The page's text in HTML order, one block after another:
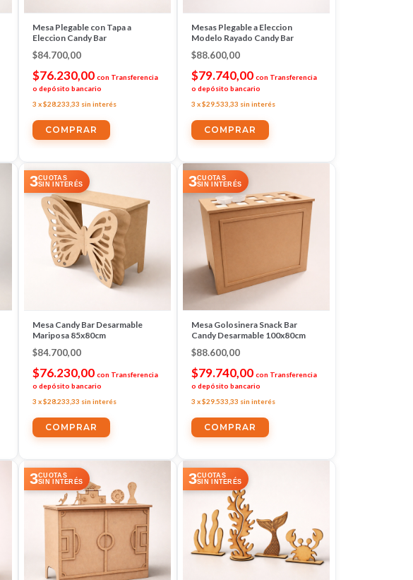
Mesa Plegable con Tapa a
Eleccion Candy Bar
$84.700,00
$76.230,00 con Transferencia
o depósito bancario
3 x$28.233,33 sin interés
COMPRAR
Mesas Plegable a Eleccion
Modelo Rayado Candy Bar
$88.600,00
$79.740,00 con Transferencia
o depósito bancario
3 x$29.533,33 sin interés
COMPRAR
3CUOTAS
SIN INTERÉS
Mesa Candy Bar Desarmable
Mariposa 85x80cm
$84.700,00
$76.230,00 con Transferencia
o depósito bancario
3 x$28.233,33 sin interés
3CUOTAS
SIN INTERÉS
Mesa Golosinera Snack Bar
Candy Desarmable 100x80cm
$88.600,00
$79.740,00 con Transferencia
o depósito bancario
3 x$29.533,33 sin interés
3CUOTAS
SIN INTERÉS
3CUOTAS
SIN INTERÉS